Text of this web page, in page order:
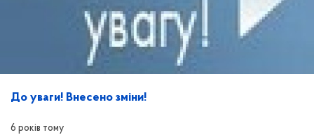
До уваги! Внесено зміни!
6 років тому